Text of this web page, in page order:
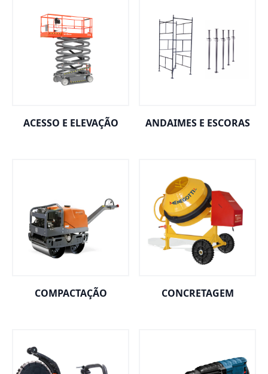
ACESSO E ELEVAÇÃO ANDAIMES E ESCORAS
COMPACTAÇÃO CONCRETAGEM